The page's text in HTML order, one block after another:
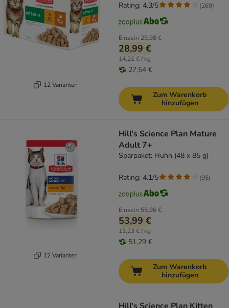
12 Varianten
Einzeln 29,98 €
28,99 €
14,21 € / kg
27,54 €
Rating: 4.3/5 (269)
Zum Warenkorb
hinzufügen
12 Varianten
Hill's Science Plan Mature
Adult 7+
Sparpaket: Huhn (48 x 85 g)
Einzeln 55,96 €
53,99 €
13,23 € / kg
51,29 €
Rating: 4.1/5 (95)
Zum Warenkorb
hinzufügen